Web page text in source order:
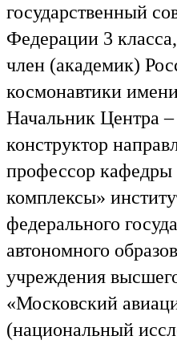
государственный
Федерации 3
член (академик)
космонавтики
Начальник Центра
конструктор
профессор кафедры
комплексы»
федерального
автономного
учреждения
«Московский
(национальный